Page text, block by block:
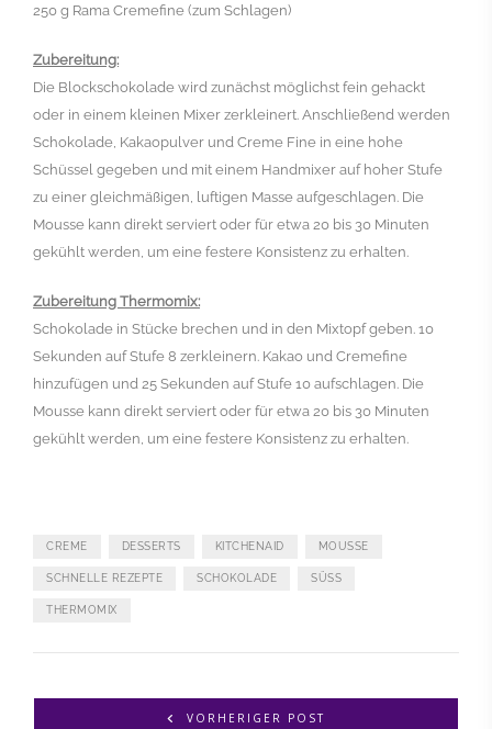
250 g Rama Cremefine (zum Schlagen)
Zubereitung:
Die Blockschokolade wird zunächst möglichst fein gehackt
oder in einem kleinen Mixer zerkleinert. Anschließend werden
Schokolade, Kakaopulver und Creme Fine in eine hohe
Schüssel gegeben und mit einem Handmixer auf hoher Stufe
zu einer gleichmäßigen, luftigen Masse aufgeschlagen. Die
Mousse kann direkt serviert oder für etwa 20 bis 30 Minuten
gekühlt werden, um eine festere Konsistenz zu erhalten.
Zubereitung Thermomix:
Schokolade in Stücke brechen und in den Mixtopf geben. 10
Sekunden auf Stufe 8 zerkleinern. Kakao und Cremefine
hinzufügen und 25 Sekunden auf Stufe 10 aufschlagen. Die
Mousse kann direkt serviert oder für etwa 20 bis 30 Minuten
gekühlt werden, um eine festere Konsistenz zu erhalten.
CREME DESSERTS KITCHENAID MOUSSE
SCHNELLE REZEPTE SCHOKOLADE SÜSS
THERMOMIX
VORHERIGER POST